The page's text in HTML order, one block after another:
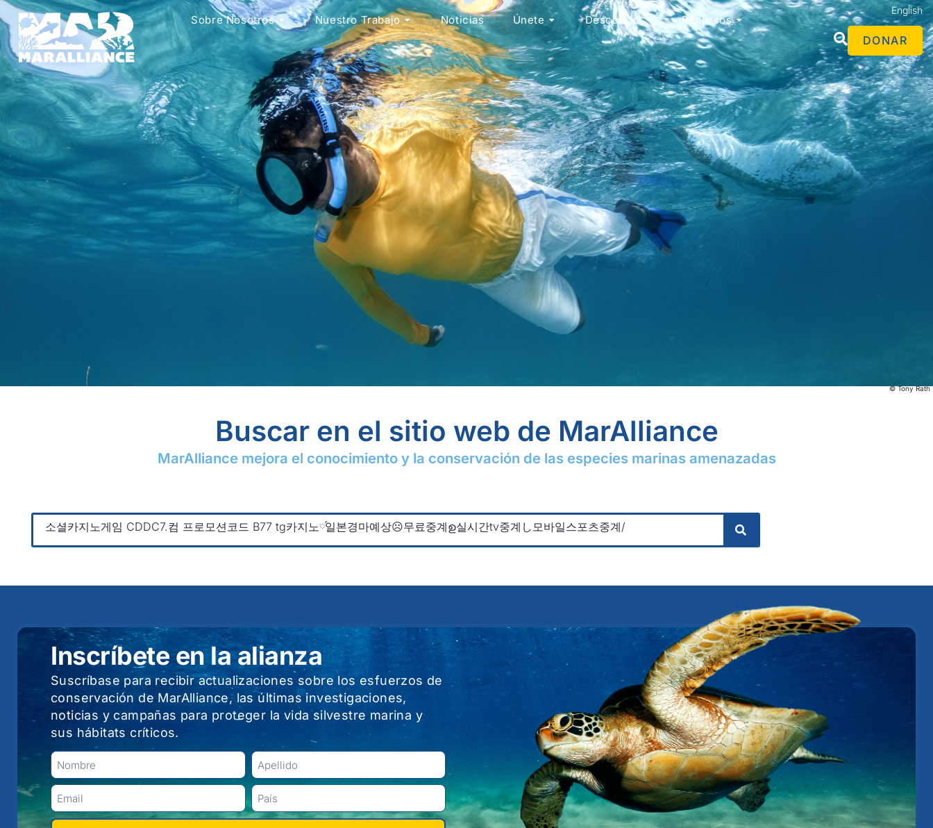
Sobre Nosotros Nuestro Trabajo Noticias Únete Descubrir ​ Recursos
English
DONAR
© Tony Rath
Buscar en el sitio web de MarAlliance
MarAlliance mejora el conocimiento y la conservación de las especies marinas amenazadas
Inscríbete en la alianza
Suscríbase para recibir actualizaciones sobre los esfuerzos de
conservación de MarAlliance, las últimas investigaciones,
noticias y campañas para proteger la vida silvestre marina y
sus hábitats críticos.